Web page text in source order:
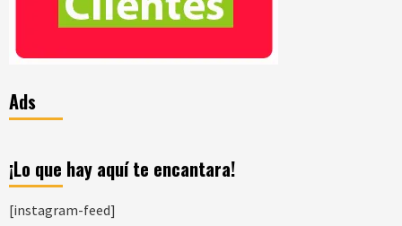
Ads
¡Lo que hay aquí te encantara!
[instagram-feed]